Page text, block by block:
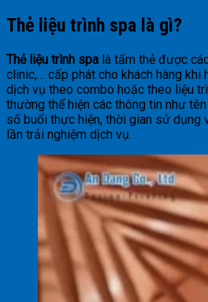
Thẻ liệu trình spa là gì?
Thẻ liệu trình spa là tấm thẻ được
clinic,… cấp phát cho khách hàng khi
dịch vụ theo combo hoặc theo liệu
thường thể hiện các thông tin như
số buổi thực hiện, thời gian sử dụng
lần trải nghiệm dịch vụ.